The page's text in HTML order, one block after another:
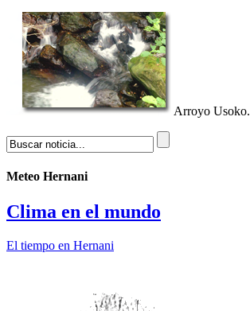
Arroyo Usoko.
Meteo Hernani
Clima en el mundo
El tiempo en Hernani